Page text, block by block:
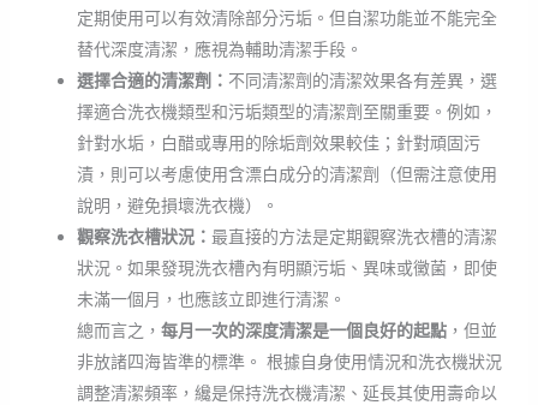
定期使用可以有效清除部分污垢。但自潔功能並不能完全
替代深度清潔，應視為輔助清潔手段。
選擇合適的清潔劑： 不同清潔劑的清潔效果各有差異，選
擇適合洗衣機類型和污垢類型的清潔劑至關重要。例如，
針對水垢，白醋或專用的除垢劑效果較佳；針對頑固污
漬，則可以考慮使用含漂白成分的清潔劑（但需注意使用
說明，避免損壞洗衣機）。
觀察洗衣槽狀況： 最直接的方法是定期觀察洗衣槽的清潔
狀況。如果發現洗衣槽內有明顯污垢、異味或黴菌，即使
未滿一個月，也應該立即進行清潔。
總而言之， 每月一次的深度清潔是一個良好的起點，但並
非放諸四海皆準的標準。 根據自身使用情況和洗衣機狀況
調整清潔頻率，纔是保持洗衣機清潔、延長其使用壽命以